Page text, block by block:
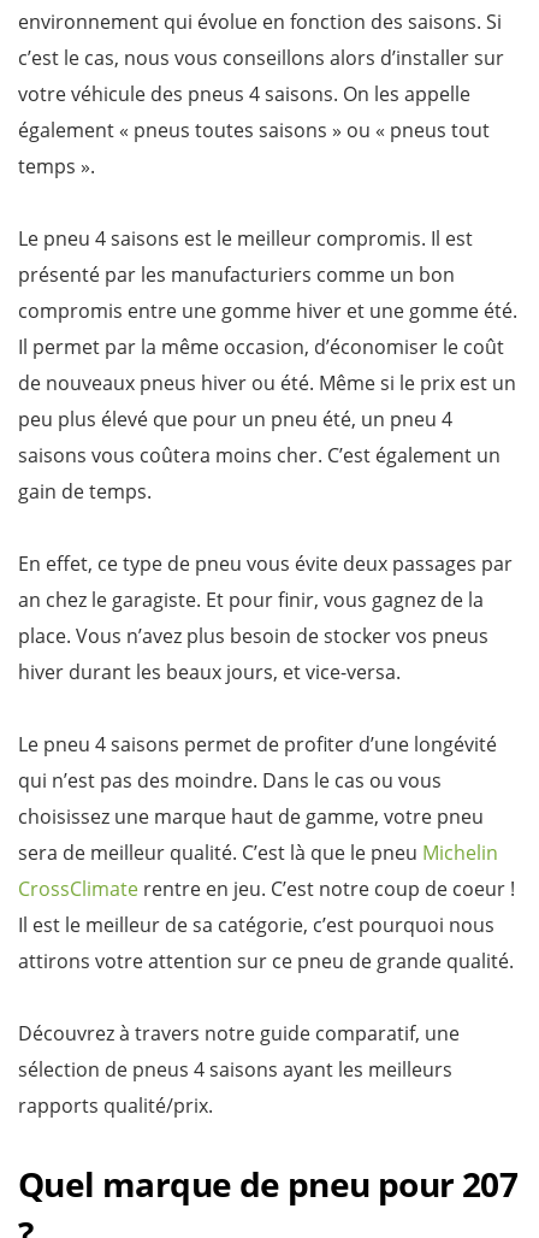
environnement qui évolue en fonction des saisons. Si
c’est le cas, nous vous conseillons alors d’installer sur
votre véhicule des pneus 4 saisons. On les appelle
également « pneus toutes saisons » ou « pneus tout
temps ».
Le pneu 4 saisons est le meilleur compromis. Il est
présenté par les manufacturiers comme un bon
compromis entre une gomme hiver et une gomme été.
Il permet par la même occasion, d’économiser le coût
de nouveaux pneus hiver ou été. Même si le prix est un
peu plus élevé que pour un pneu été, un pneu 4
saisons vous coûtera moins cher. C’est également un
gain de temps.
En effet, ce type de pneu vous évite deux passages par
an chez le garagiste. Et pour finir, vous gagnez de la
place. Vous n’avez plus besoin de stocker vos pneus
hiver durant les beaux jours, et vice-versa.
Le pneu 4 saisons permet de profiter d’une longévité
qui n’est pas des moindre. Dans le cas ou vous
choisissez une marque haut de gamme, votre pneu
sera de meilleur qualité. C’est là que le pneu Michelin
CrossClimate rentre en jeu. C’est notre coup de coeur !
Il est le meilleur de sa catégorie, c’est pourquoi nous
attirons votre attention sur ce pneu de grande qualité.
Découvrez à travers notre guide comparatif, une
sélection de pneus 4 saisons ayant les meilleurs
rapports qualité/prix.
Quel marque de pneu pour 207